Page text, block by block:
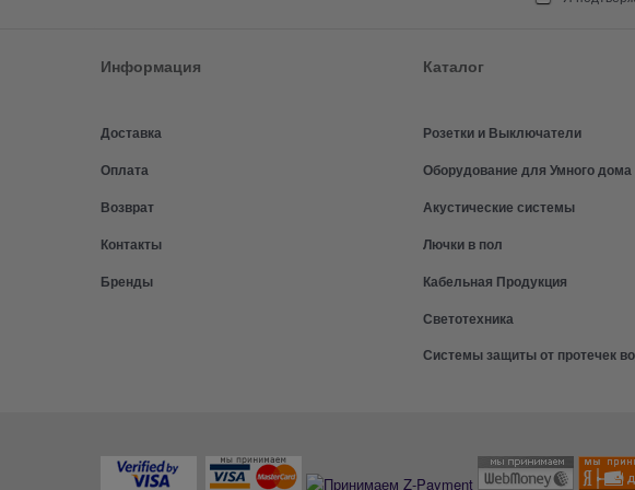
Информация
Доставка
Оплата
Возврат
Контакты
Бренды
Каталог
Розетки и Выключатели
Оборудование для Умного дома
Акустические системы
Лючки в пол
Кабельная Продукция
Светотехника
Системы защиты от протечек